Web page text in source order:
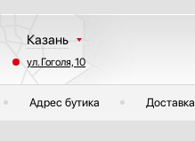
Казань
Москва
Санкт-Петербург
ул. Гоголя, 10
Адрес бутика Доставка